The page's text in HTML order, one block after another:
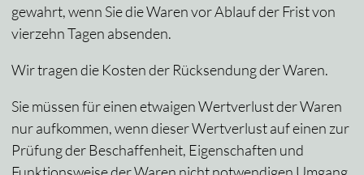
gewahrt, wenn Sie die Waren vor Ablauf der Frist von
vierzehn Tagen absenden.
Wir tragen die Kosten der Rücksendung der Waren.
Sie müssen für einen etwaigen Wertverlust der Waren
nur aufkommen, wenn dieser Wertverlust auf einen zur
Prüfung der Beschaffenheit, Eigenschaften und